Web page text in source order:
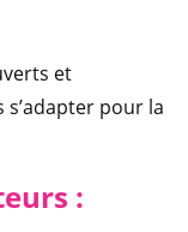
et
pour la
: